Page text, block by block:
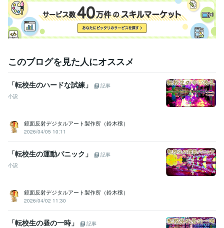
このブログを見た人にオススメ
「転校生のハードな試練」
記事
小説
鏡面反射デジタルアート製作所（鈴木穣）
2026/04/05 10:11
「転校生の運動パニック」
記事
小説
鏡面反射デジタルアート製作所（鈴木穣）
2026/04/02 11:30
「転校生の昼の一時」
記事